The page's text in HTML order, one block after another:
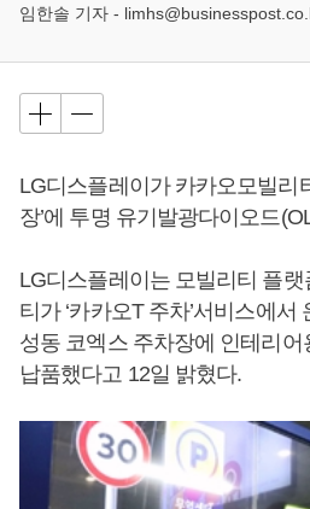
임한솔 기자 -
LG디스플레이가 카카오모빌리
장’에 투명 유기발광다이오드
LG디스플레이는 모빌리티 플랫
티가 ‘카카오T 주차’서비스에
성동 코엑스 주차장에 인테리
납품했다고 12일 밝혔다.